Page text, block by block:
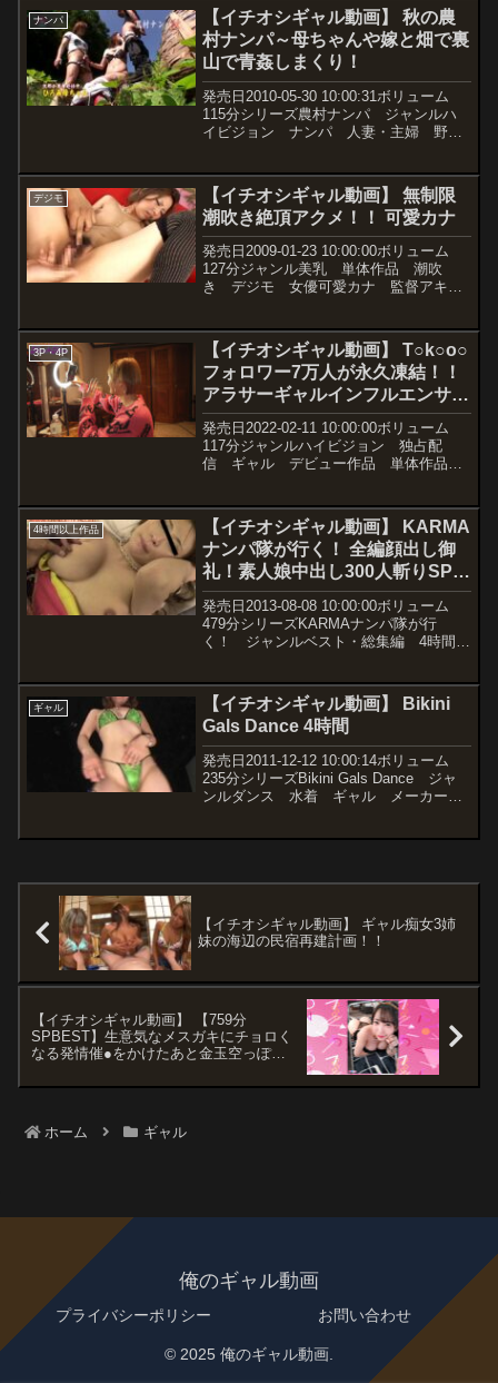
メント レーベルArena 品番86aed...
ナンパ
【イチオシギャル動画】 秋の農
村ナンパ～母ちゃんや嫁と畑で裏
山で青姦しまくり！
発売日2010-05-30 10:00:31ボリューム
115分シリーズ農村ナンパ ジャンルハ
イビジョン ナンパ 人妻・主婦 野
parathd00023価格￥300~動画観たい...
デジモ
【イチオシギャル動画】 無制限
潮吹き絶頂アクメ！！ 可愛カナ
発売日2009-01-23 10:00:00ボリューム
127分ジャンル美乳 単体作品 潮吹
き デジモ 女優可愛カナ 監督アキ
ト 品番1pure003価格￥210~動画観たい
人...
3P・4P
【イチオシギャル動画】 T○k○o○
フォロワー7万人が永久凍結！！
アラサーギャルインフルエンサー
猫宮みけリスタート！！
発売日2022-02-11 10:00:00ボリューム
117分ジャンルハイビジョン 独占配
信 ギャル デビュー作品 単体作品
kira☆kira レーベルkira☆k...
4時間以上作品
【イチオシギャル動画】 KARMA
ナンパ隊が行く！ 全編顔出し御
礼！素人娘中出し300人斬りSP
厳選8時間総集編
発売日2013-08-08 10:00:00ボリューム
479分シリーズKARMAナンパ隊が行
く！ ジャンルベスト・総集編 4時間以
GROUP 品番krbv00187価格￥21...
ギャル
【イチオシギャル動画】 Bikini
Gals Dance 4時間
発売日2011-12-12 10:00:14ボリューム
235分シリーズBikini Gals Dance ジャ
ンルダンス 水着 ギャル メーカース
【イチオシギャル動画】 ギャル痴女3姉
妹の海辺の民宿再建計画！！
【イチオシギャル動画】 【759分
SPBEST】生意気なメスガキにチョロく
なる発情催●をかけたあと金玉空っぽに
みづき＃皆月ひかる＃るるちゃ＃横宮七
なしでもVR気分【POV】
ホーム ギャル
俺のギャル動画
プライバシーポリシー お問い合わせ
© 2025 俺のギャル動画.